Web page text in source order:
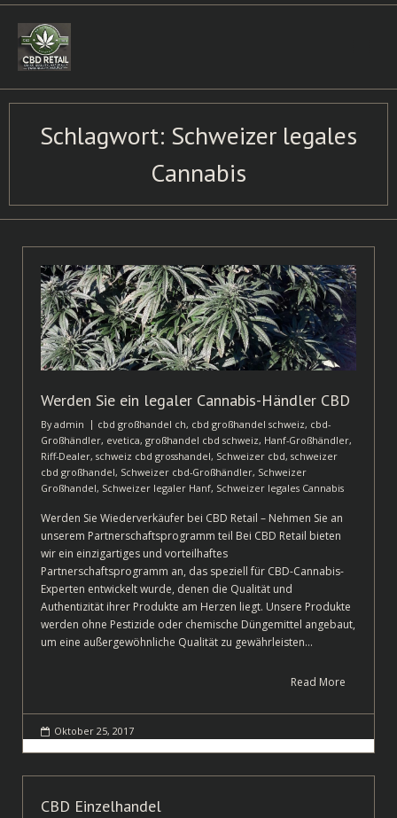
Skip
content
Schlagwort: Schweizer legales
Cannabis
Werden Sie ein legaler Cannabis-Händler CBD
Byadmin cbd großhandel ch, cbd großhandel schweiz, cbd-
Großhändler, evetica, großhandel cbd schweiz, Hanf-Großhändler,
Riff-Dealer, schweiz cbd grosshandel, Schweizer cbd, schweizer
cbd großhandel, Schweizer cbd-Großhändler, Schweizer
Großhandel, Schweizer legaler Hanf, Schweizer legales Cannabis
Werden Sie Wiederverkäufer bei CBD Retail – Nehmen Sie an
unserem Partnerschaftsprogramm teil Bei CBD Retail bieten
wir ein einzigartiges und vorteilhaftes
Partnerschaftsprogramm an, das speziell für CBD-Cannabis-
Experten entwickelt wurde, denen die Qualität und
Authentizität ihrer Produkte am Herzen liegt. Unsere Produkte
werden ohne Pestizide oder chemische Düngemittel angebaut,
um eine außergewöhnliche Qualität zu gewährleisten…
Read More
Oktober 25, 2017
CBD Einzelhandel